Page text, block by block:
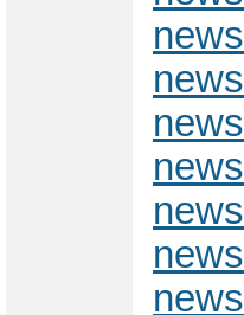
news
news
news
news
news
news
news